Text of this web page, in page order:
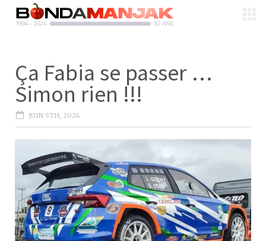
Ça Fabia se passer …
Simon rien !!!
JUIN 5TH, 2024